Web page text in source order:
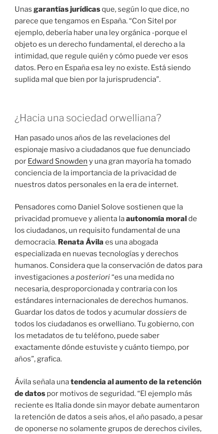
Unas garantías jurídicasque, según lo que dice, no
parece que tengamos en España. “Con Sitel por
ejemplo, debería haber una ley orgánica -porque el
objeto es un derecho fundamental, el derecho a la
intimidad, que regule quién y cómo puede ver esos
datos. Pero en España esa ley no existe. Está siendo
suplida mal que bien por la jurisprudencia”.
¿Hacia una sociedad orwelliana?
Han pasado unos años de las revelaciones del
espionaje masivo a ciudadanos que fue denunciado
por Edward Snowden y una gran mayoría ha tomado
conciencia de la importancia de la privacidad de
nuestros datos personales en la era de internet.
Pensadores como Daniel Solove sostienen que la
privacidad promueve y alienta laautonomía moralde
los ciudadanos, un requisito fundamental de una
democracia. Renata Ávila es una abogada
especializada en nuevas tecnologías y derechos
humanos. Considera que la conservación de datos para
investigaciones a posteriori“es una medida no
necesaria, desproporcionada y contraria con los
estándares internacionales de derechos humanos.
Guardar los datos de todos y acumulardossiers de
todos los ciudadanos es orwelliano. Tu gobierno, con
los metadatos de tu teléfono, puede saber
exactamente dónde estuviste y cuánto tiempo, por
años”, grafica.
Ávila señala unatendencia al aumento de la retención
de datos por motivos de seguridad. “El ejemplo más
reciente es Italia donde sin mayor debate aumentaron
la retención de datos a seis años, el año pasado, a pesar
de oponerse no solamente grupos de derechos civiles,